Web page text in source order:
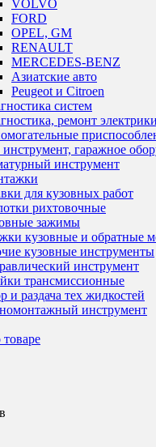
VOLVO
FORD
OPEL, GM
RENAULT
MERCEDES-BENZ
Азиатские авто
Peugeot и Citroen
систем
ремонт электрики
гаражное
инструмент
для кузовных работ
рихтовочные
зажимы
кузовные и обратные
кузовные инструменты
инструмент
трансмиссионные
и раздача тех жидкостей
инструмент